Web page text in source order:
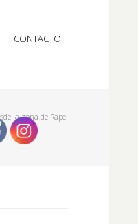
CONTACTO
la zona de Rapel